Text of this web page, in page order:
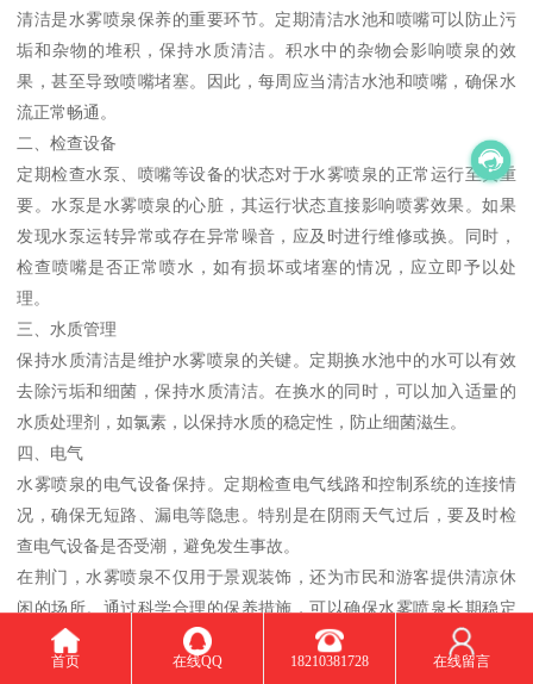
清洁是水雾喷泉保养的重要环节。定期清洁水池和喷嘴可以防止污
垢和杂物的堆积，保持水质清洁。积水中的杂物会影响喷泉的效
果，甚至导致喷嘴堵塞。因此，每周应当清洁水池和喷嘴，确保水
流正常畅通。
二、检查设备
定期检查水泵、喷嘴等设备的状态对于水雾喷泉的正常运行至关重
要。水泵是水雾喷泉的心脏，其运行状态直接影响喷雾效果。如果
发现水泵运转异常或存在异常噪音，应及时进行维修或换。同时，
检查喷嘴是否正常喷水，如有损坏或堵塞的情况，应立即予以处
理。
三、水质管理
保持水质清洁是维护水雾喷泉的关键。定期换水池中的水可以有效
去除污垢和细菌，保持水质清洁。在换水的同时，可以加入适量的
水质处理剂，如氯素，以保持水质的稳定性，防止细菌滋生。
四、电气
水雾喷泉的电气设备保持。定期检查电气线路和控制系统的连接情
况，确保无短路、漏电等隐患。特别是在阴雨天气过后，要及时检
查电气设备是否受潮，避免发生事故。
在荆门，水雾喷泉不仅用于景观装饰，还为市民和游客提供清凉休
闲的场所。通过科学合理的保养措施，可以确保水雾喷泉长期稳定
运行，在炎热的夏日里，为人们带来一丝清凉。定期的保养不仅能
延长水雾喷泉的使用寿命，还能保持喷泉的良好状态，让人们在其
首页 在线QQ 18210381728 在线留言